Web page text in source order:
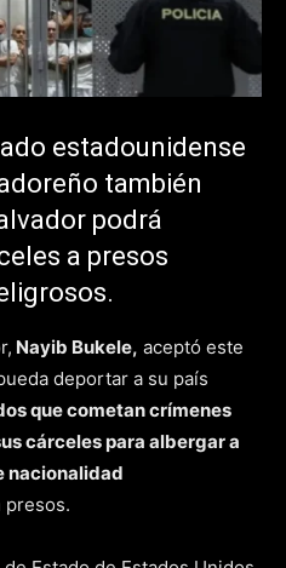
estadounidense
también
podrá
a presos
Nayib Bukele, aceptó este
deportar a su país
que cometan crímenes
cárceles para albergar a
nacionalidad
presos.